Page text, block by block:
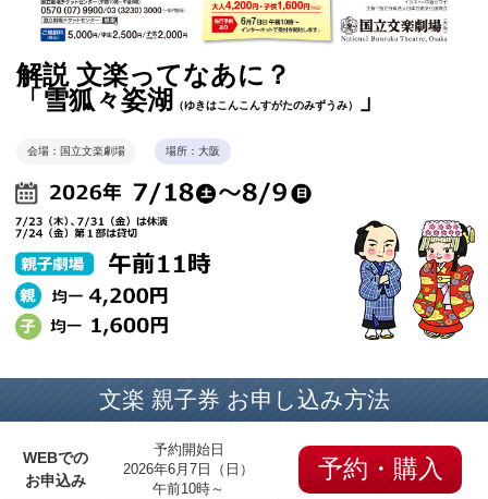
解説 文楽ってなあに？
「雪狐々姿湖
（ゆきはこんこんすがたのみずうみ） 」
会場：国立文楽劇場 場所：大阪
文楽 親子券 お申し込み方法
WEBでの
お申込み
予約開始日
2026年6月7日（日）
午前10時～
予約・購入